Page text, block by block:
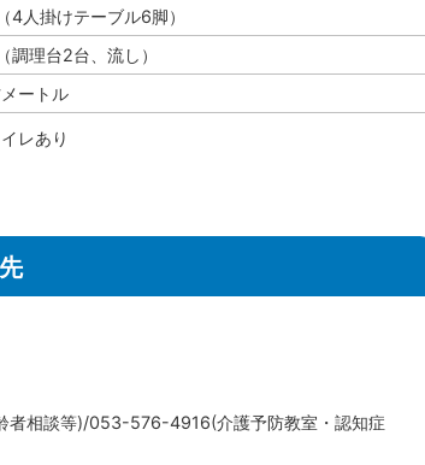
4人掛けテーブル6脚）
調理台2台、流し）
ートル
レあり
者相談等)/053-576-4916(介護予防教室・認知症